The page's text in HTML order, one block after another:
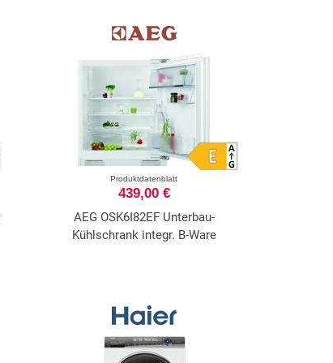
Produktdatenblatt
439,00 €
AEG OSK6I82EF Unterbau-
Kühlschrank integr. B-Ware